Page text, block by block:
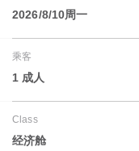
2026/8/10周一
乘客
1 成人
Class
经济舱